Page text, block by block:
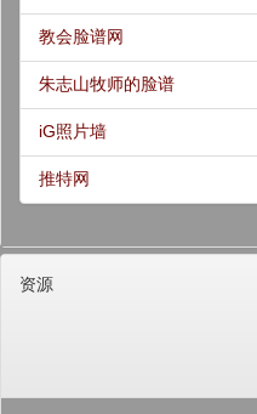
教会脸谱网
朱志山牧师的脸谱
iG照片墙
推特网
资源